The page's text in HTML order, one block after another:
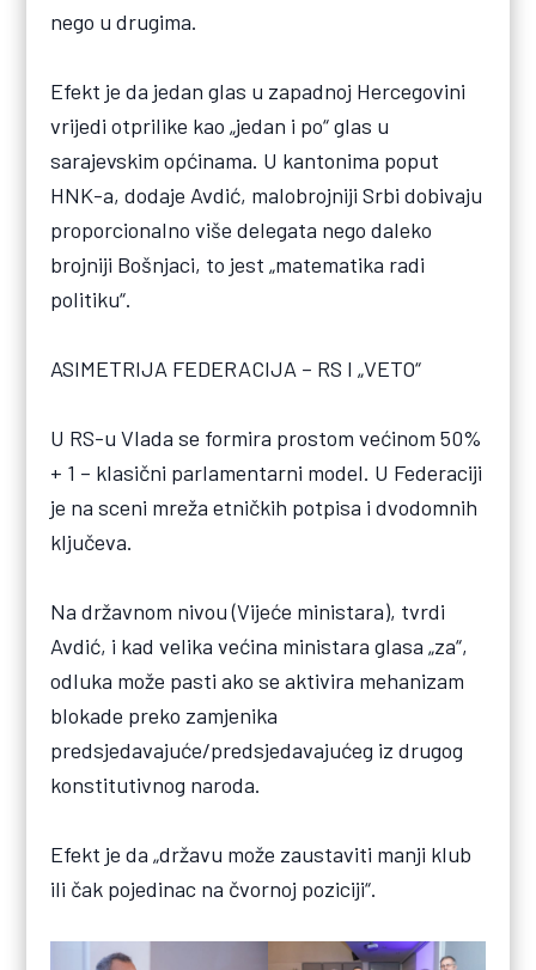
nego u drugima.
Efekt je da jedan glas u zapadnoj Hercegovini
vrijedi otprilike kao „jedan i po“ glas u
sarajevskim općinama. U kantonima poput
HNK-a, dodaje Avdić, malobrojniji Srbi dobivaju
proporcionalno više delegata nego daleko
brojniji Bošnjaci, to jest „matematika radi
politiku“.
ASIMETRIJA FEDERACIJA – RS I „VETO“
U RS-u Vlada se formira prostom većinom 50%
+ 1 – klasični parlamentarni model. U Federaciji
je na sceni mreža etničkih potpisa i dvodomnih
ključeva.
Na državnom nivou (Vijeće ministara), tvrdi
Avdić, i kad velika većina ministara glasa „za“,
odluka može pasti ako se aktivira mehanizam
blokade preko zamjenika
predsjedavajuće/predsjedavajućeg iz drugog
konstitutivnog naroda.
Efekt je da „državu može zaustaviti manji klub
ili čak pojedinac na čvornoj poziciji“.